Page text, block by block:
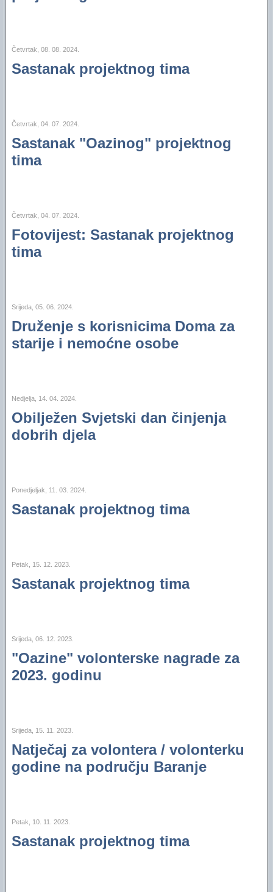
Financijski plan i Program rada Oaze za 2025
Financijski plan i Program rada Oaze za 2023.
Izvještaj za 2006. godinu
Četvrtak, 08. 08. 2024.
Sastanak projektnog tima
Četvrtak, 04. 07. 2024.
Sastanak "Oazinog" projektnog
tima
Četvrtak, 04. 07. 2024.
Fotovijest: Sastanak projektnog
tima
Srijeda, 05. 06. 2024.
Druženje s korisnicima Doma za
starije i nemoćne osobe
Nedjelja, 14. 04. 2024.
Obilježen Svjetski dan činjenja
dobrih djela
Ponedjeljak, 11. 03. 2024.
Sastanak projektnog tima
Petak, 15. 12. 2023.
Sastanak projektnog tima
Srijeda, 06. 12. 2023.
"Oazine" volonterske nagrade za
2023. godinu
Srijeda, 15. 11. 2023.
Natječaj za volontera / volonterku
godine na području Baranje
Petak, 10. 11. 2023.
Sastanak projektnog tima